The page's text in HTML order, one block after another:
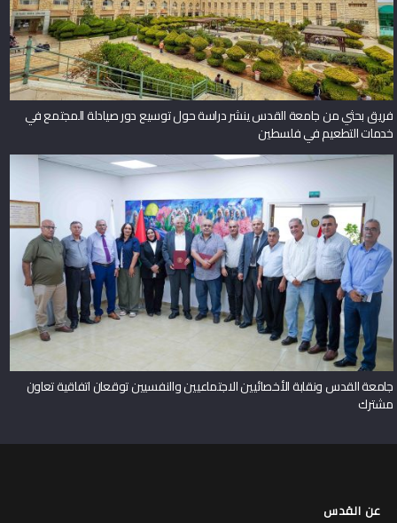
فريق بحثي من جامعة القدس ينشر دراسة حول توسيع دور صيادلة المجتمع في
خدمات التطعيم في فلسطين
جامعة القدس ونقابة الأخصائيين الاجتماعيين والنفسيين توقعان اتفاقية تعاون
مشترك
عن القدس